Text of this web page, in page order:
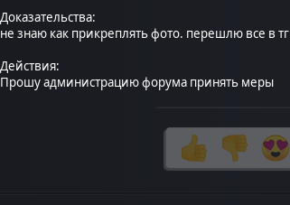
Доказательства:
не знаю как прикреплять фото. перешлю все в тг
Действия:
Прошу администрацию форума принять меры